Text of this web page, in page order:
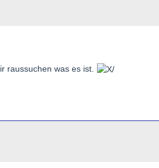
raussuchen was es ist.